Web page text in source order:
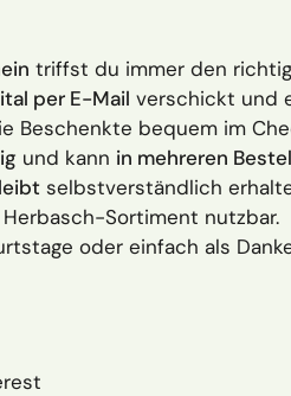
triffst du immer den
per E-Mail verschickt und
Beschenkte bequem im
und kann in mehreren
selbstverständlich
Sortiment nutzbar.
oder einfach als